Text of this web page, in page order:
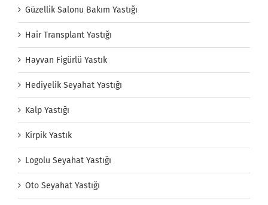
Güzellik Salonu Bakım Yastığı
Hair Transplant Yastığı
Hayvan Figürlü Yastık
Hediyelik Seyahat Yastığı
Kalp Yastığı
Kirpik Yastık
Logolu Seyahat Yastığı
Oto Seyahat Yastığı